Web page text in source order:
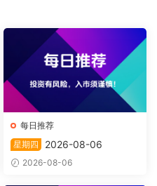
每日推荐
星期四
2026-08-06
2026-08-06